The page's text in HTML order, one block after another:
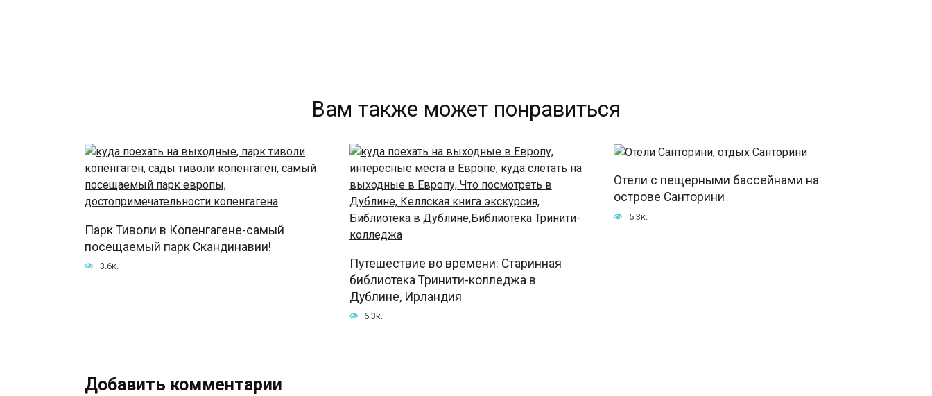
Вам также может понравиться
Парк Тиволи в Копенгагене-самый
посещаемый парк Скандинавии!
3.6к.
Путешествие во времени: Старинная
библиотека Тринити-колледжа в
Дублине, Ирландия
6.3к.
Отели с пещерными бассейнами на
острове Санторини
5.3к.
Добавить комментарии